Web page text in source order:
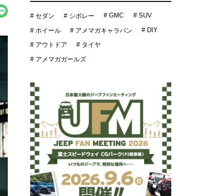
# セダン # シボレー # GMC # SUV
# ホイール # アメマガキャラバン # DIY
# アウトドア
# タイヤ
# アメマガガールズ